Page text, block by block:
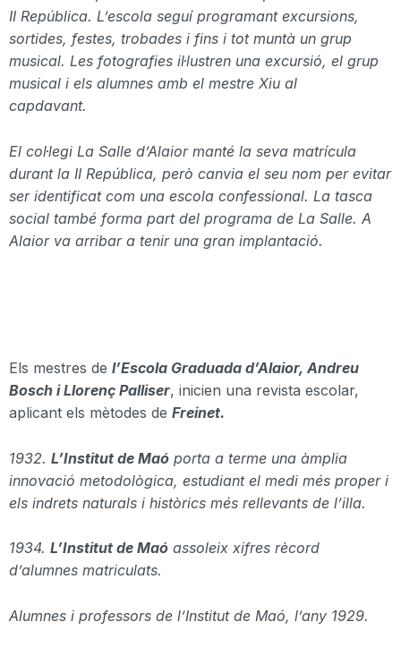
II República. L’escola seguí programant excursions,
sortides, festes, trobades i fins i tot muntà un grup
musical. Les fotografies il·lustren una excursió, el grup
musical i els alumnes amb el mestre Xiu al
capdavant.
El col·legi La Salle d’Alaior manté la seva matrícula
durant la II República, però canvia el seu nom per evitar
ser identificat com una escola confessional. La tasca
social també forma part del programa de La Salle. A
Alaior va arribar a tenir una gran implantació.
Els mestres de l’Escola Graduada d’Alaior, Andreu
Bosch i Llorenç Palliser, inicien una revista escolar,
aplicant els mètodes de Freinet.
1932. L’Institut de Maó porta a terme una àmplia
innovació metodològica, estudiant el medi més proper i
els indrets naturals i històrics més rellevants de l’illa.
1934. L’Institut de Maó assoleix xifres rècord
d’alumnes matriculats.
Alumnes i professors de l’Institut de Maó, l’any 1929.